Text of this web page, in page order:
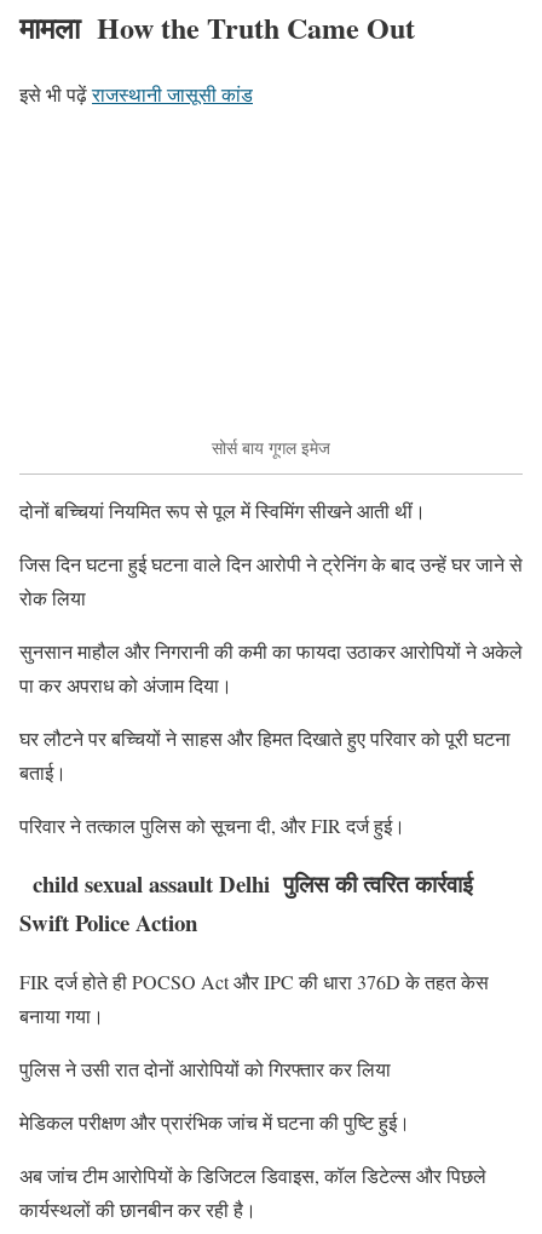
मामला How the Truth Came Out
इसे भी पढ़ेंराजस्थानी जासूसी कांड
सोर्स बाय गूगल इमेज
दोनों बच्चियां नियमित रूप से पूल में स्विमिंग सीखने आती थीं।
जिस दिन घटना हुई घटना वाले दिन आरोपी ने ट्रेनिंग के बाद उन्हें घर जाने से
रोक लिया
सुनसान माहौल और निगरानी की कमी का फायदा उठाकर आरोपियों ने अकेले
पा कर अपराध को अंजाम दिया।
घर लौटने पर बच्चियों ने साहस और हिमत दिखाते हुए परिवार को पूरी घटना
बताई।
परिवार ने तत्काल पुलिस को सूचना दी, और FIR दर्ज हुई।
child sexual assault Delhi पुलिस की त्वरित कार्रवाई
Swift Police Action
FIR दर्ज होते ही POCSO Act और IPC की धारा 376D के तहत केस
बनाया गया।
पुलिस ने उसी रात दोनों आरोपियों को गिरफ्तार कर लिया
मेडिकल परीक्षण और प्रारंभिक जांच में घटना की पुष्टि हुई।
अब जांच टीम आरोपियों के डिजिटल डिवाइस, कॉल डिटेल्स और पिछले
कार्यस्थलों की छानबीन कर रही है।